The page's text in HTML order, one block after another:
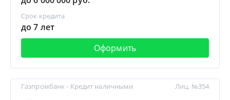
Срок кредита
до 7 лет
Оформить
Газпромбанк - Кредит наличными Лиц. №354